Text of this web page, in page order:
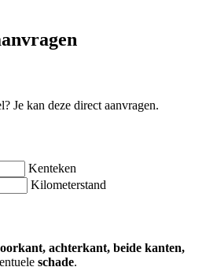
Je kan deze direct aanvragen.
Kenteken
Kilometerstand
achterkant, beide kanten,
schade.